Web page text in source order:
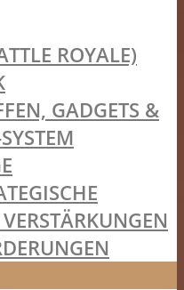
ROYALE)
GADGETS &